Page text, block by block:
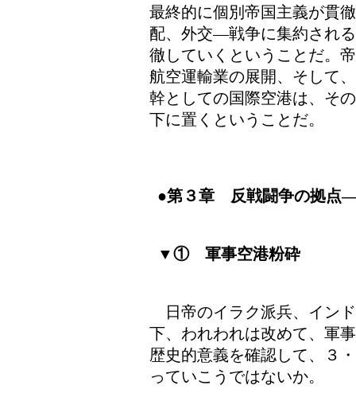
最終的に個別帝国主義が貫
配、外交―戦争に集約され
徹していくということだ。
航空運輸業の展開、そして
幹としての国際空港は、そ
下に置くということだ。
●第３章 反戦闘争の拠点
▼① 軍事空港粉砕
日帝のイラク派兵、イン
下、われわれは改めて、軍
歴史的意義を確認して、３
っていこうではないか。